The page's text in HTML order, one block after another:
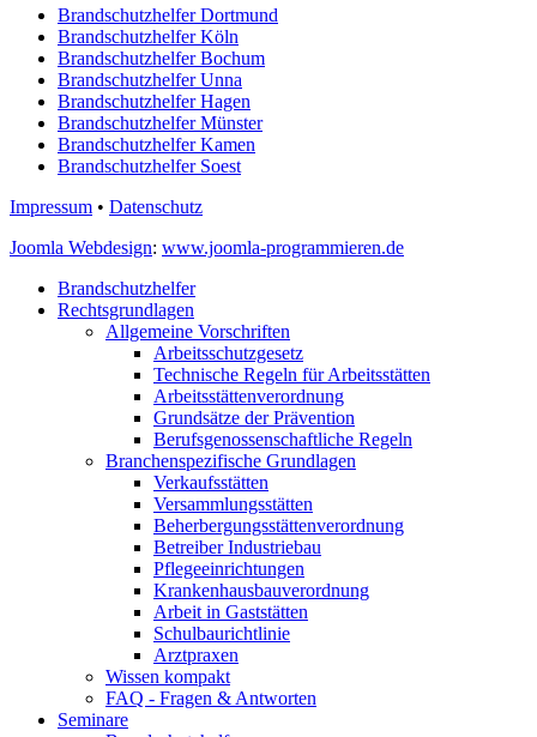
Brandschutzhelfer Dortmund
Brandschutzhelfer Köln
Brandschutzhelfer Bochum
Brandschutzhelfer Unna
Brandschutzhelfer Hagen
Brandschutzhelfer Münster
Brandschutzhelfer Kamen
Brandschutzhelfer Soest
Impressum • Datenschutz
Joomla Webdesign: www.joomla-programmieren.de
Brandschutzhelfer
Rechtsgrundlagen
Allgemeine Vorschriften
Arbeitsschutzgesetz
Technische Regeln für Arbeitsstätten
Arbeitsstättenverordnung
Grundsätze der Prävention
Berufsgenossenschaftliche Regeln
Branchenspezifische Grundlagen
Verkaufsstätten
Versammlungsstätten
Beherbergungsstättenverordnung
Betreiber Industriebau
Pflegeeinrichtungen
Krankenhausbauverordnung
Arbeit in Gaststätten
Schulbaurichtlinie
Arztpraxen
Wissen kompakt
FAQ - Fragen & Antworten
Seminare